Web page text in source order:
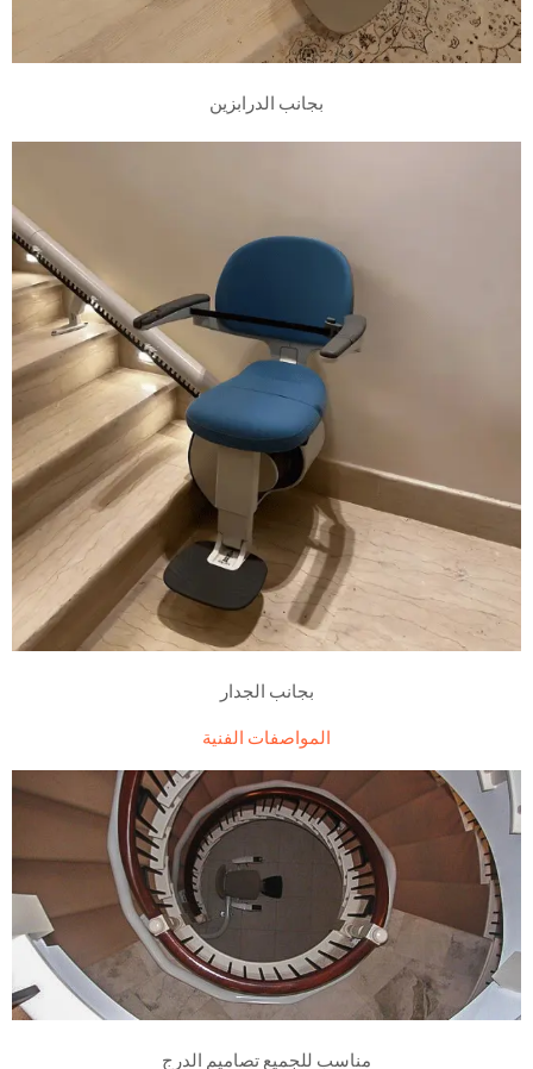
بجانب الدرابزين
بجانب الجدار
المواصفات الفنية
مناسب للجميع تصاميم الدرج